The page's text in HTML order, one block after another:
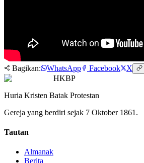
Bagikan: WhatsApp Facebook X
HKBP
Huria Kristen Batak Protestan
Gereja yang berdiri sejak 7 Oktober 1861.
Tautan
Almanak
Berita